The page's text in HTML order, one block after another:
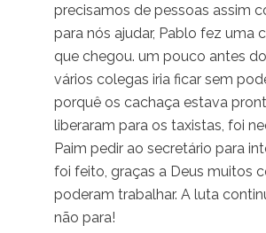
precisamos de pessoas assim
para nós ajudar, Pablo fez uma
que chegou. um pouco antes do
vários colegas iria ficar sem
porquê os cachaça estava
liberaram para os taxistas, foi
Paim pedir ao secretário para
foi feito, graças a Deus muitos
poderam trabalhar. A luta
não para!